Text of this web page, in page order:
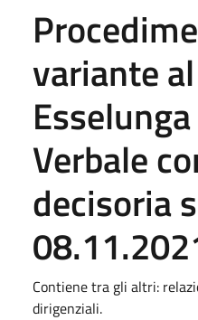
variante
Verbale
decisoria
Contiene tra gli altri:
dirigenziali.